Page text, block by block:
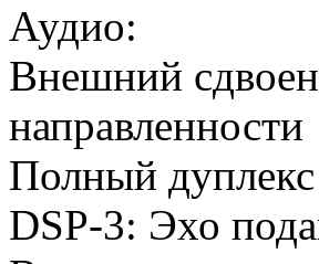
Аудио:
Внешний
направленности
Полный дуплекс
DSP-3: Эхо